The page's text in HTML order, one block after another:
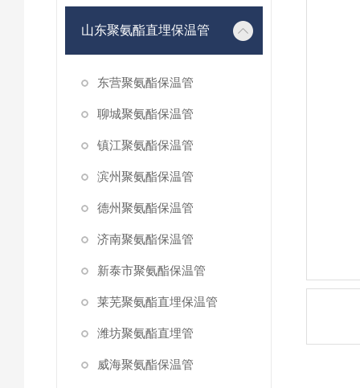
山东聚氨酯直埋保温管
东营聚氨酯保温管
聊城聚氨酯保温管
镇江聚氨酯保温管
滨州聚氨酯保温管
德州聚氨酯保温管
济南聚氨酯保温管
新泰市聚氨酯保温管
莱芜聚氨酯直埋保温管
潍坊聚氨酯直埋管
威海聚氨酯保温管